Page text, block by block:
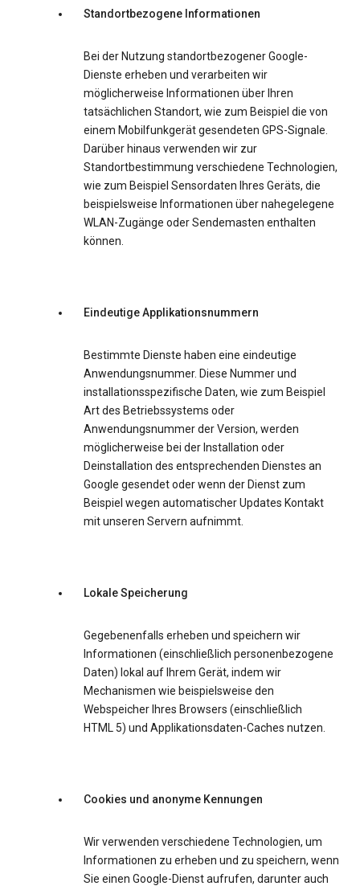
Standortbezogene Informationen
Bei der Nutzung standortbezogener Google-
Dienste erheben und verarbeiten wir
möglicherweise Informationen über Ihren
tatsächlichen Standort, wie zum Beispiel die von
einem Mobilfunkgerät gesendeten GPS-Signale.
Darüber hinaus verwenden wir zur
Standortbestimmung verschiedene Technologien,
wie zum Beispiel Sensordaten Ihres Geräts, die
beispielsweise Informationen über nahegelegene
WLAN-Zugänge oder Sendemasten enthalten
können.
Eindeutige Applikationsnummern
Bestimmte Dienste haben eine eindeutige
Anwendungsnummer. Diese Nummer und
installationsspezifische Daten, wie zum Beispiel
Art des Betriebssystems oder
Anwendungsnummer der Version, werden
möglicherweise bei der Installation oder
Deinstallation des entsprechenden Dienstes an
Google gesendet oder wenn der Dienst zum
Beispiel wegen automatischer Updates Kontakt
mit unseren Servern aufnimmt.
Lokale Speicherung
Gegebenenfalls erheben und speichern wir
Informationen (einschließlich personenbezogene
Daten) lokal auf Ihrem Gerät, indem wir
Mechanismen wie beispielsweise den
Webspeicher Ihres Browsers (einschließlich
HTML 5) und Applikationsdaten-Caches nutzen.
Cookies und anonyme Kennungen
Wir verwenden verschiedene Technologien, um
Informationen zu erheben und zu speichern, wenn
Sie einen Google-Dienst aufrufen, darunter auch